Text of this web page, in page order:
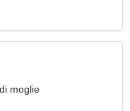
moglie